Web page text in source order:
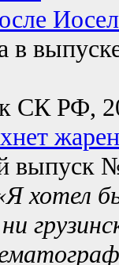
в
СК РФ,
выпуск
хотел